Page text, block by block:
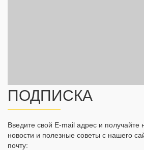
ПОДПИСКА
Введите свой E-mail адрес и получайте
новости и полезные советы с нашего
почту: